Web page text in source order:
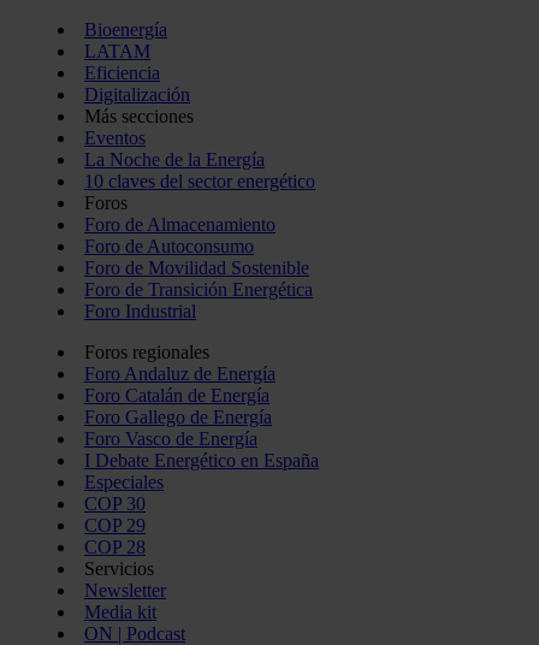
Bioenergía
LATAM
Eficiencia
Digitalización
Más secciones
Eventos
La Noche de la Energía
10 claves del sector energético
Foros
Foro de Almacenamiento
Foro de Autoconsumo
Foro de Movilidad Sostenible
Foro de Transición Energética
Foro Industrial
Foros regionales
Foro Andaluz de Energía
Foro Catalán de Energía
Foro Gallego de Energía
Foro Vasco de Energía
I Debate Energético en España
Especiales
COP 30
COP 29
COP 28
Servicios
Newsletter
Media kit
ON | Podcast